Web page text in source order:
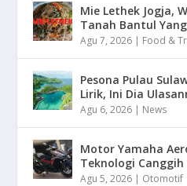
Mie Lethek Jogja,
Tanah Bantul
Agu 7, 2026 | Food &
Pesona Pulau
Lirik, Ini Dia
Agu 6, 2026 | News
Motor Yamaha
Teknologi Canggih
Agu 5, 2026 | Otomotif